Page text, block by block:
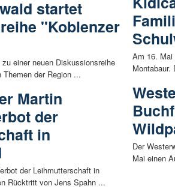
startet
"Koblenzer
einer neuen Diskussionsreihe
der Region ...
Martin
der
in
der Leihmutterschaft in
Rücktritt von Jens Spahn ...
Am 16.
Montabaur.
Der
Mai einen